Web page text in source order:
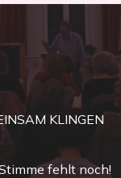
KLINGEN
fehlt noch!